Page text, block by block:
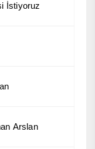
İstiyoruz
Arslan